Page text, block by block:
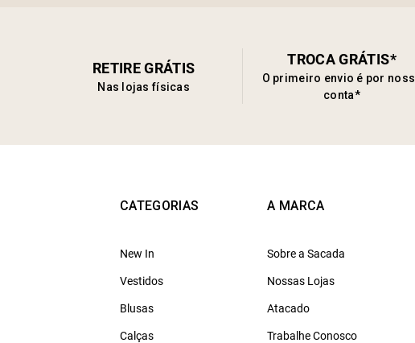
RETIRE GRÁTIS
Nas lojas físicas
TROCA GRÁTIS*
O primeiro envio é por
conta*
CATEGORIAS
New In
Vestidos
Blusas
Calças
A MARCA
Sobre a Sacada
Nossas Lojas
Atacado
Trabalhe Conosco